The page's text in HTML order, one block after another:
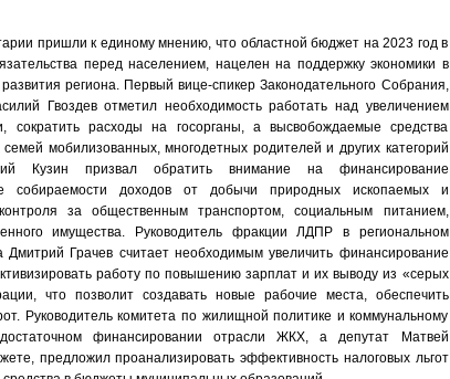
пришли к единому мнению, что областной бюджет на 2023 год в
перед населением, нацелен на поддержку экономики в
региона. Первый вице-спикер Законодательного Собрания,
Гвоздев отметил необходимость работать над увеличением
сократить расходы на госорганы, а высвобождаемые средства
мобилизованных, многодетных родителей и других категорий
Кузин призвал обратить внимание на финансирование
собираемости доходов от добычи природных ископаемых и
за общественным транспортом, социальным питанием,
имущества. Руководитель фракции ЛДПР в региональном
Грачев считает необходимым увеличить финансирование
работу по повышению зарплат и их выводу из «серых
что позволит создавать новые рабочие места, обеспечить
Руководитель комитета по жилищной политике и коммунальному
финансировании отрасли ЖКХ, а депутат Матвей
предложил проанализировать эффективность налоговых льгот